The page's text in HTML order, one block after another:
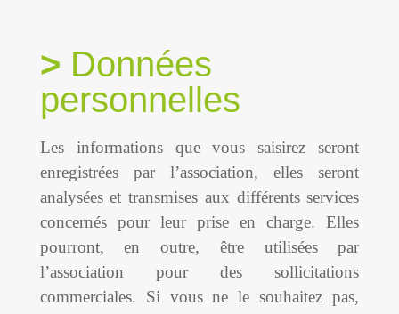
Données
personnelles
Les informations que vous saisirez seront
enregistrées par l’association, elles seront
analysées et transmises aux différents services
concernés pour leur prise en charge. Elles
pourront, en outre, être utilisées par
l’association pour des sollicitations
commerciales. Si vous ne le souhaitez pas,